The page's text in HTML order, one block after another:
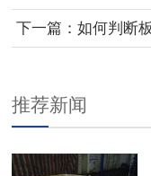
秘
下一篇： 如何判断
推荐新闻